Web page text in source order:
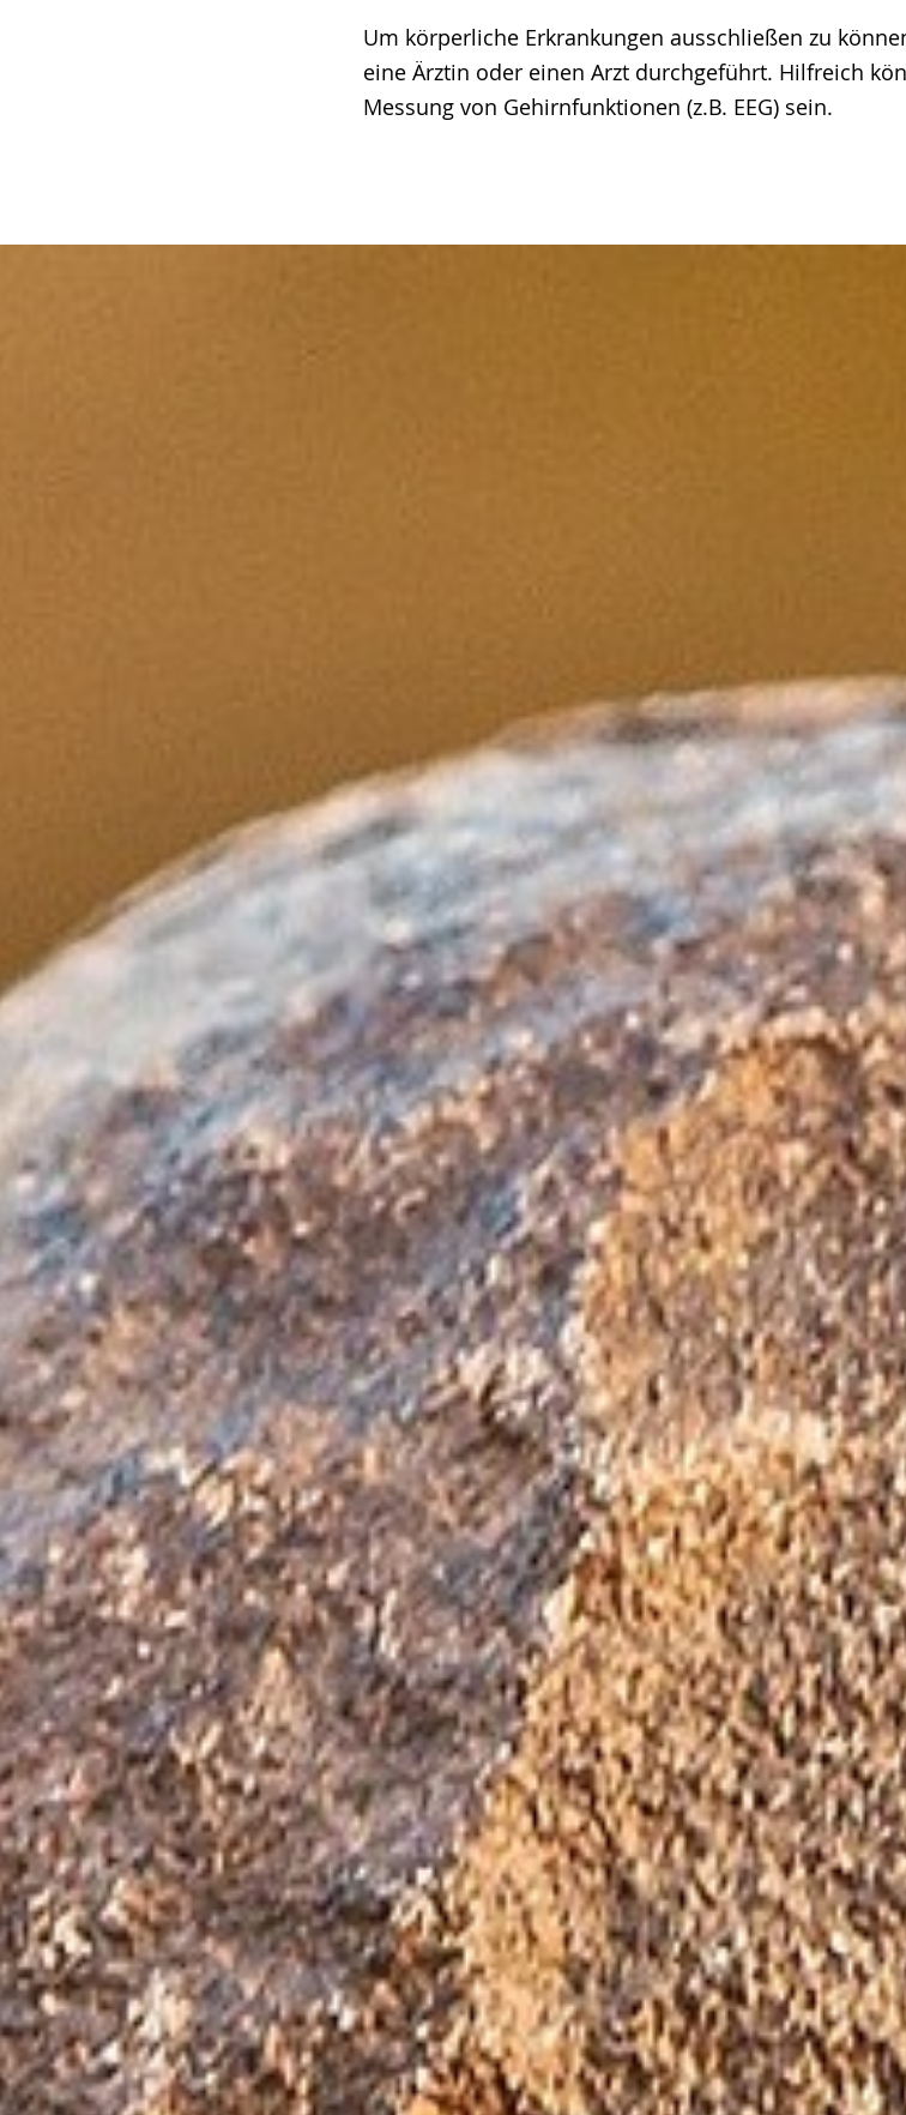
Um körperliche Erkrankungen ausschließen zu
eine Ärztin oder einen Arzt durchgeführt. Hilfreich
Messung von Gehirnfunktionen (z.B. EEG) sein.